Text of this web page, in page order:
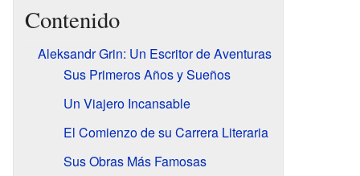
Contenido
Aleksandr Grin: Un Escritor de Aventuras
Sus Primeros Años y Sueños
Un Viajero Incansable
El Comienzo de su Carrera Literaria
Sus Obras Más Famosas